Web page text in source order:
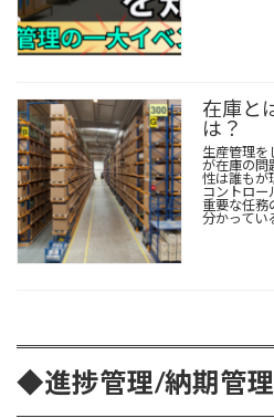
在庫と
は？
生産管理を
が在庫の問
性は誰もが
コントロー
重要な任務
分かってい
◆進捗管理/納期管理